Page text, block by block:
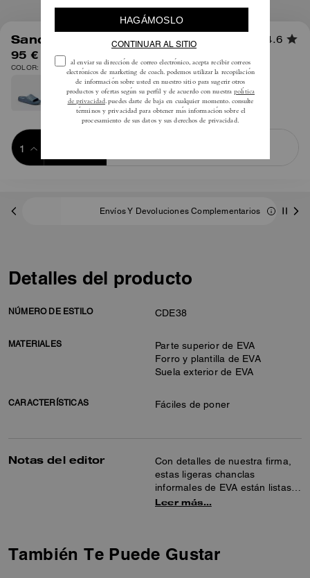
Sandalia Bay en Signature 4.6
95 €
COLOR: Negro
Envíos Y Devoluciones Complementarios
Detalles del producto
NÚMERO DE ESTILO CDE38
MATERIALES
Parte superior de EVA
Forro y plantilla de EVA
Suela exterior de EVA
CARACTERÍSTICAS Fáciles de poner
Notas del editor
Con detalles de nuestra firma,
estas ligeras chanclas
informales de EVA están listas
para lucir en la piscina, en la
durante todo el día.
Leer más…
También Te Puede Gustar